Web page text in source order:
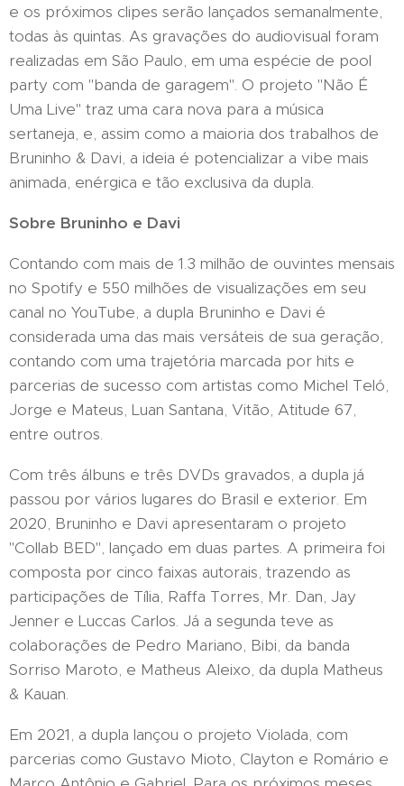
e os próximos clipes serão lançados semanalmente,
todas às quintas. As gravações do audiovisual foram
realizadas em São Paulo, em uma espécie de pool
party com "banda de garagem". O projeto "Não É
Uma Live" traz uma cara nova para a música
sertaneja, e, assim como a maioria dos trabalhos de
Bruninho & Davi, a ideia é potencializar a vibe mais
animada, enérgica e tão exclusiva da dupla.
Sobre Bruninho e Davi
Contando com mais de 1.3 milhão de ouvintes mensais
no Spotify e 550 milhões de visualizações em seu
canal no YouTube, a dupla Bruninho e Davi é
considerada uma das mais versáteis de sua geração,
contando com uma trajetória marcada por hits e
parcerias de sucesso com artistas como Michel Teló,
Jorge e Mateus, Luan Santana, Vitão, Atitude 67,
entre outros.
Com três álbuns e três DVDs gravados, a dupla já
passou por vários lugares do Brasil e exterior. Em
2020, Bruninho e Davi apresentaram o projeto
"Collab BED", lançado em duas partes. A primeira foi
composta por cinco faixas autorais, trazendo as
participações de Tília, Raffa Torres, Mr. Dan, Jay
Jenner e Luccas Carlos. Já a segunda teve as
colaborações de Pedro Mariano, Bibi, da banda
Sorriso Maroto, e Matheus Aleixo, da dupla Matheus
& Kauan.
Em 2021, a dupla lançou o projeto Violada, com
parcerias como Gustavo Mioto, Clayton e Romário e